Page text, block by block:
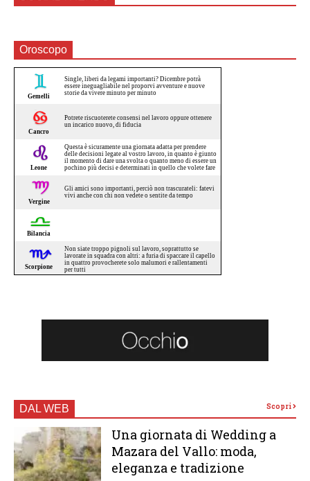
Oroscopo
DAL WEB Scopri
Una giornata di Wedding a
Mazara del Vallo: moda,
eleganza e tradizione